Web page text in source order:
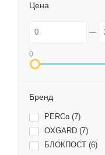
Цена
0
Бренд
PERCo (7)
OXGARD (7)
БЛОКПОСТ (6)